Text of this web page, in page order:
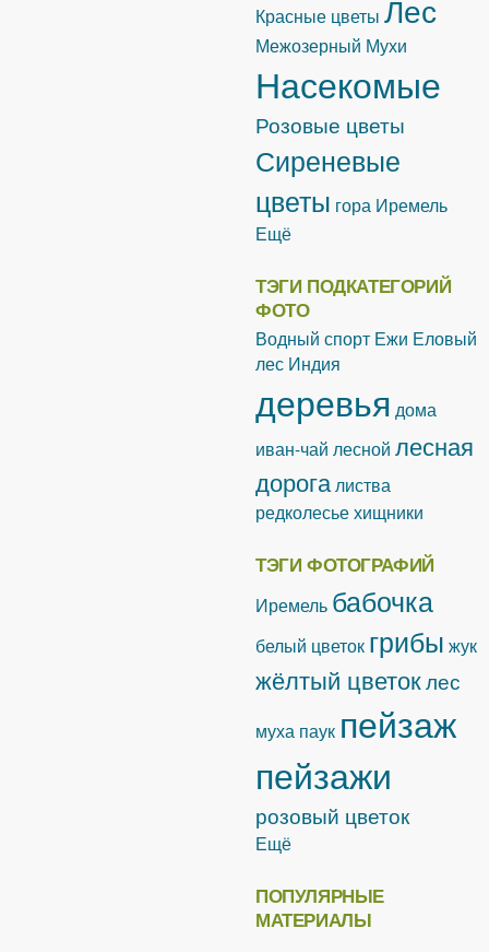
Красные цветы Лес
Межозерный Мухи
Насекомые
Розовые цветы
Сиреневые
цветы гора Иремель
Ещё
ТЭГИ ПОДКАТЕГОРИЙ
ФОТО
Водный спорт Ежи Еловый
лес Индия
деревья дома
иван-чай лесной лесная
дорога листва
редколесьехищники
ТЭГИ ФОТОГРАФИЙ
Иремель бабочка
белый цветок грибы жук
жёлтый цветоклес
муха паук пейзаж
пейзажи
розовый цветок
Ещё
ПОПУЛЯРНЫЕ
МАТЕРИАЛЫ